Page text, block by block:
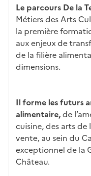
act
éris
tiq
ues
ssemen
t
Le parcours De la
Métiers des Arts
la première
aux enjeux de
de la filière
dimensions.
Il forme les futurs
alimentaire,de
cuisine, des arts
vente, au sein du
exceptionnel de la
Château.